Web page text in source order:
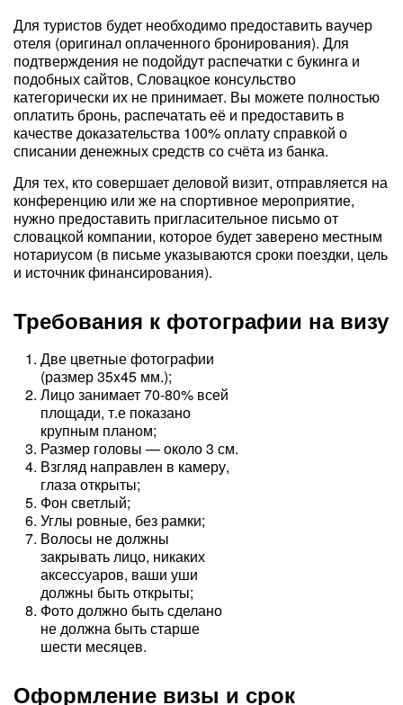
Для туристов будет необходимо предоставить ваучер
отеля (оригинал оплаченного бронирования). Для
подтверждения не подойдут распечатки с букинга и
подобных сайтов, Словацкое консульство
категорически их не принимает. Вы можете полностью
оплатить бронь, распечатать её и предоставить в
качестве доказательства 100% оплату справкой о
списании денежных средств со счёта из банка.
Для тех, кто совершает деловой визит, отправляется на
конференцию или же на спортивное мероприятие,
нужно предоставить пригласительное письмо от
словацкой компании, которое будет заверено местным
нотариусом (в письме указываются сроки поездки, цель
и источник финансирования).
Требования к фотографии на визу
Две цветные фотографии
(размер 35x45 мм.);
Лицо занимает 70-80% всей
площади, т.е показано
крупным планом;
Размер головы — около 3 см.
Взгляд направлен в камеру,
глаза открыты;
Фон светлый;
Углы ровные, без рамки;
Волосы не должны
закрывать лицо, никаких
аксессуаров, ваши уши
должны быть открыты;
Фото должно быть сделано
не должна быть старше
шести месяцев.
Оформление визы и срок